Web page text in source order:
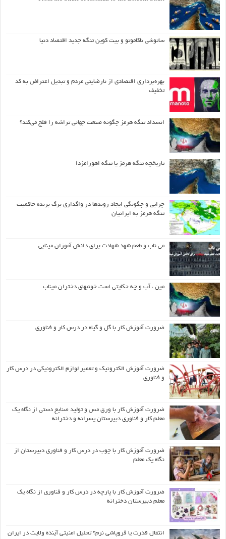
ساتوشی ناکاموتو و بیت کوین تنگه جدید اقتصاد دنیا
بهره‌برداری اقتصادی از نارضایتی مردم و تبدیل اعتراض به کد
تخفیف
انسداد تنگه هرمز چگونه صنعت جهانی تراشه را فلج می‌کند؟
تاریخچه تنگه هرمز یا تنگه اهورامزدا
چرایی و چگونگی ایجاد روندها در واگذاری برگ برنده حاکمیت
تنگه هرمز به ایرانیان
می ناب و طعم شهد شهادت برای دانش آموزان مینابی
مین ، آب و چه حکایتی است خونبهای دختران میناب
ضرورت آموزش کار با گل و گیاه در درس کار و فناوری
ضرورت آموزش الکترونیک و تعمیر لوازم الکترونیکی در درس کار
و فناوری
ضرورت آموزش کار با ورق مس و تولید صنایع دستی از نگاه یک
معلم کار و فناوری دبیرستان پسرانه و دخترانه
ضرورت آموزش کار با چوب در درس کار و فناوری دبیرستان از
نگاه یک معلم
ضرورت آموزش کار با پارچه در درس کار و فناوری از نگاه یک
معلم دبیرستان دخترانه
انتقال قدرت یا فروپاشی نرم؟ تحلیل امنیتی آینده ولایت در ایران